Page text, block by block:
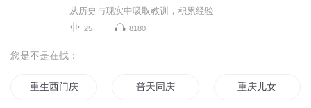
从历史与现实中吸取教训，积累经验
25 8180
您是不是在找：
重生西门庆 普天同庆 重庆儿女